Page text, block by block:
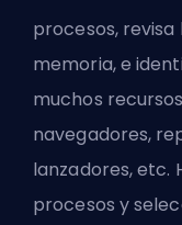
procesos, revisa
memoria, e
muchos
navegadores,
lanzadores, etc.
procesos y